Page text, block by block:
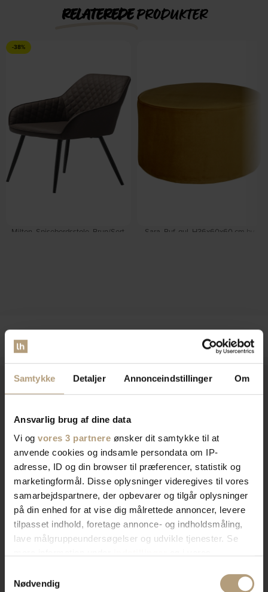
Samtykke Detaljer Annonceindstillinger Om
Ansvarlig brug af dine data
Vi og vores 3 partnere ønsker dit samtykke til at
anvende cookies og indsamle persondata om IP-
adresse, ID og din browser til præferencer, statistik og
marketingformål. Disse oplysninger videregives til vores
samarbejdspartnere, der opbevarer og tilgår oplysninger
på din enhed for at vise dig målrettede annoncer, levere
tilpasset indhold, foretage annonce- og indholdsmåling,
lave målgruppeundersøgelser og udvikle tjenester. Se
tilbage eller ændre indstillinger fra vores
Nødvendig
RELATEREDEPRODUKTER
-38%
Milton, Spisebordsstole, Brun/Sort,
Sara, Puf, gul, H36x60x60 cm by
Vi erspecialister
indretning af private hjem og
erhvervslokaler​
Vores brede sortiment forvandler dit rum med stil og
funktionalitet. Find tidløst design, æstetik, eller
farverigt interiør. Vi har skænke, TV-borde, bordben,
imponerer. Skab rummet du drømmer om med os.